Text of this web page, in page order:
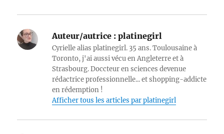
Auteur/autrice : platinegirl
Cyrielle alias platinegirl. 35 ans. Toulousaine à
Toronto, j'ai aussi vécu en Angleterre et à
Strasbourg. Doccteur en sciences devenue
rédactrice professionnelle... et shopping-addicte
en rédemption !
Afficher tous les articles par platinegirl